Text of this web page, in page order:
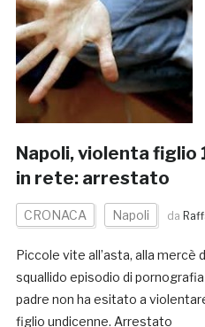
Napoli, violenta figlio
in rete: arrestato
CRONACA Napoli da
Piccole vite all’asta, alla mercè
squallido episodio di
padre non ha esitato a
figlio undicenne. Arrestato